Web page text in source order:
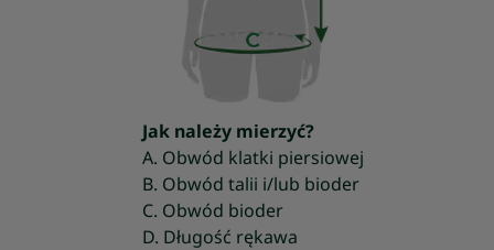
Jak należy mierzyć?
A. Obwód klatki piersiowej
B. Obwód talii i/lub bioder
C. Obwód bioder
D. Długość rękawa